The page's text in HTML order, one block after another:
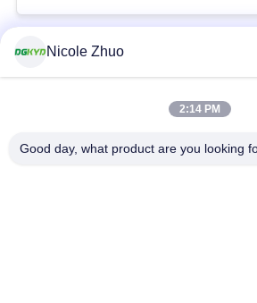
Λαϊκή κατηγορία
συνδετήρας
Nicole Zhuo
2:14 PM
Good day, what product are you looking